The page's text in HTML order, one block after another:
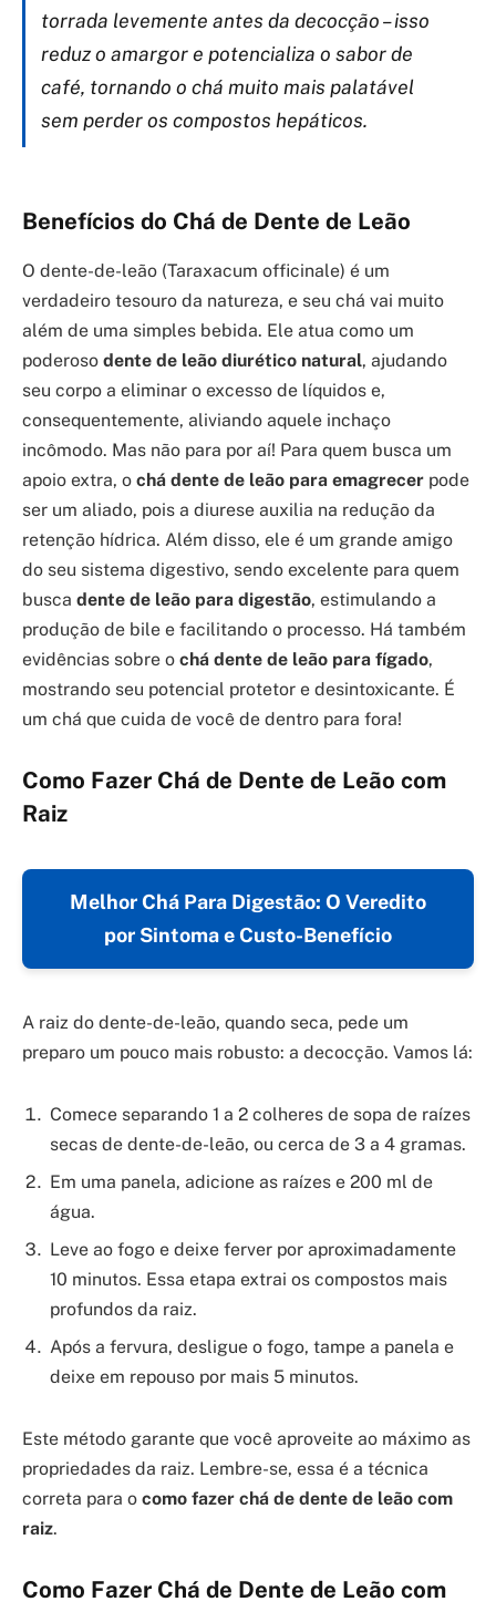
torrada levemente antes da decocção – isso
reduz o amargor e potencializa o sabor de
café, tornando o chá muito mais palatável
sem perder os compostos hepáticos.
Benefícios do Chá de Dente de Leão
O dente-de-leão (Taraxacum officinale) é um
verdadeiro tesouro da natureza, e seu chá vai muito
além de uma simples bebida. Ele atua como um
poderoso dente de leão diurético natural, ajudando
seu corpo a eliminar o excesso de líquidos e,
consequentemente, aliviando aquele inchaço
incômodo. Mas não para por aí! Para quem busca um
apoio extra, o chá dente de leão para emagrecer pode
ser um aliado, pois a diurese auxilia na redução da
retenção hídrica. Além disso, ele é um grande amigo
do seu sistema digestivo, sendo excelente para quem
busca dente de leão para digestão, estimulando a
produção de bile e facilitando o processo. Há também
evidências sobre o chá dente de leão para fígado,
mostrando seu potencial protetor e desintoxicante. É
um chá que cuida de você de dentro para fora!
Como Fazer Chá de Dente de Leão com
Raiz
Melhor Chá Para Digestão: O Veredito
por Sintoma e Custo-Benefício
A raiz do dente-de-leão, quando seca, pede um
preparo um pouco mais robusto: a decocção. Vamos lá:
Comece separando 1 a 2 colheres de sopa de raízes
secas de dente-de-leão, ou cerca de 3 a 4 gramas.
Em uma panela, adicione as raízes e 200 ml de
água.
Leve ao fogo e deixe ferver por aproximadamente
10 minutos. Essa etapa extrai os compostos mais
profundos da raiz.
Após a fervura, desligue o fogo, tampe a panela e
deixe em repouso por mais 5 minutos.
Este método garante que você aproveite ao máximo as
propriedades da raiz. Lembre-se, essa é a técnica
correta para o como fazer chá de dente de leão com
raiz.
Como Fazer Chá de Dente de Leão com